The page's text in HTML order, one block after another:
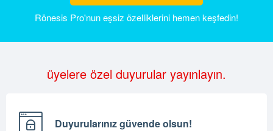
Rönesis Pro'nun eşsiz özelliklerini hemen keşfedin!
üyelere özel duyurular yayınlayın.
Duyurularınız güvende olsun!